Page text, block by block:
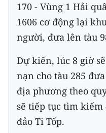
170 - Vùng 1 Hải
1606 cơ động lại
người, đưa lên tàu
Dự kiến, lúc 8 giờ
nạn cho tàu 285
địa phương theo
sẽ tiếp tục tìm
đảo Ti Tốp.